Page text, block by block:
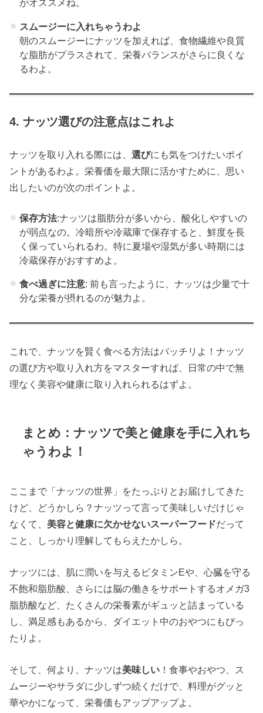
がオススメね。
スムージーに入れちゃうわよ
朝のスムージーにナッツを加えれば、食物繊維や良質
な脂肪がプラスされて、栄養バランスがさらに良くな
るわよ。
4. ナッツ選びの注意点はこれよ
ナッツを取り入れる際には、選びにも気をつけたいポイ
ントがあるわよ。栄養価を最大限に活かすために、思い
出したいのが次のポイントよ。
保存方法:ナッツは脂肪分が多いから、酸化しやすいの
が弱点なの。冷暗所や冷蔵庫で保存すると、鮮度を長
く保っていられるわ。特に夏場や湿気が多い時期には
冷蔵保存がおすすめよ。
食べ過ぎに注意: 前も言ったように、ナッツは少量で十
分な栄養が摂れるのが魅力よ。
これで、ナッツを賢く食べる方法はバッチリよ！ナッツ
の選び方や取り入れ方をマスターすれば、日常の中で無
理なく美容や健康に取り入れられるはずよ。
まとめ：ナッツで美と健康を手に入れち
ゃうわよ！
ここまで「ナッツの世界」をたっぷりとお届けしてきた
けど、どうかしら？ナッツって言って美味しいだけじゃ
なくて、 美容と健康に欠かせないスーパーフードだって
こと、しっかり理解してもらえたかしら。
ナッツには、肌に潤いを与えるビタミンEや、心臓を守る
不飽和脂肪酸、さらには脳の働きをサポートするオメガ3
脂肪酸など、たくさんの栄養素がギュッと詰まっている
し、満足感もあるから、ダイエット中のおやつにもぴっ
たりよ。
そして、何より、ナッツは美味しい ！食事やおやつ、ス
ムージーやサラダに少しずつ続くだけで、料理がグッと
華やかになって、栄養価もアップアップよ。